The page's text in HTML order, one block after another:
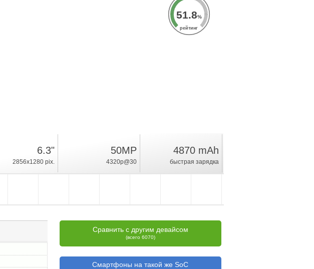
51.8%
рейтинг
6.3"
2856x1280 pix.
50MP
4320p@30
4870 mAh
быстрая зарядка
Сравнить с другим девайсом
(всего 6070)
Смартфоны на такой же SoC